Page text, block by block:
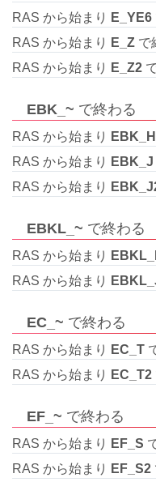
RAS から始まり
E_YE6
RAS から始まり
E_Z で
RAS から始まり
E_Z2
EBK_~ で終わる
RAS から始まり EBK_H
RAS から始まり
EBK_J
RAS から始まり
EBKL_~ で終わる
RAS から始まり
RAS から始まり
EC_~ で終わる
RAS から始まり EC_T
RAS から始まり
EC_T2
EF_~ で終わる
RAS から始まり EF_S
RAS から始まり
EF_S2